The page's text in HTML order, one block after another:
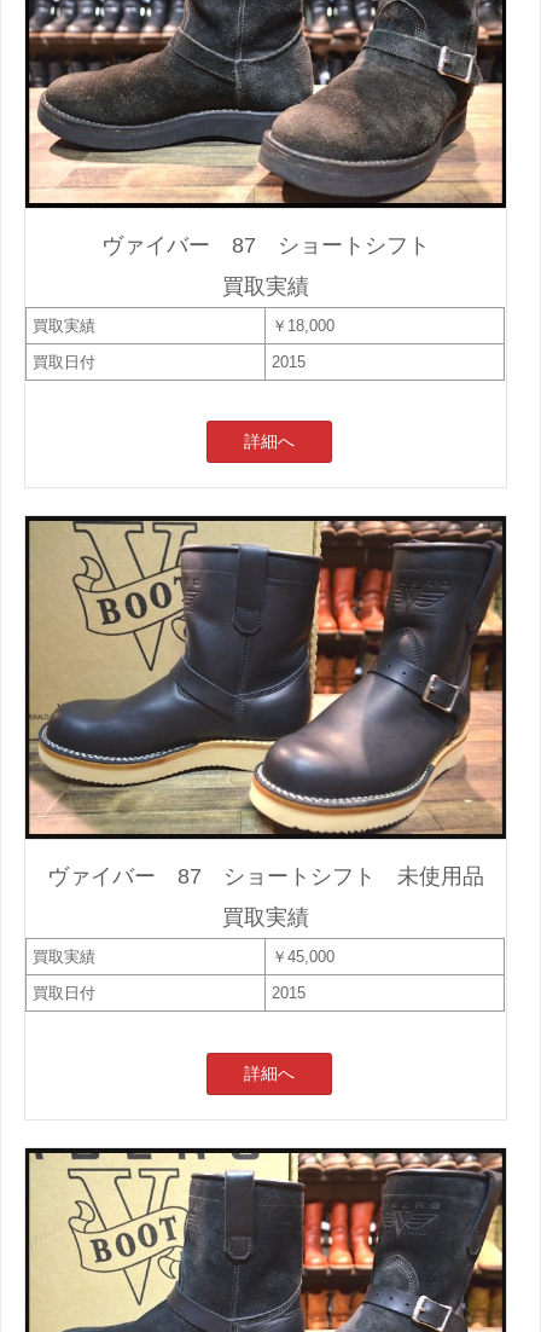
ヴァイバー 87 ショートシフト
買取実績
買取実績
￥18,000
買取日付
2015
詳細へ
ヴァイバー 87 ショートシフト 未使用品
買取実績
買取実績
￥45,000
買取日付
2015
詳細へ